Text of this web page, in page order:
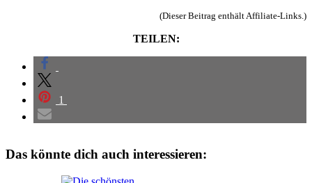
(Dieser Beitrag enthält Affiliate-Links.)
TEILEN:
1
Das könnte dich auch interessieren: